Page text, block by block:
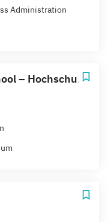
Administration
– Hochschule